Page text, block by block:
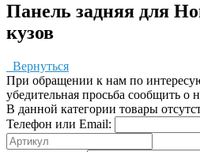
Панель задняя для
кузов
Вернуться
При обращении к нам по
убедительная просьба сообщить о
В данной категории товары
Телефон или Email: